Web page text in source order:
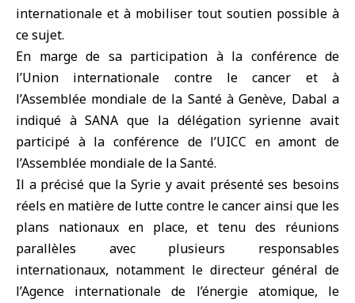
internationale et à mobiliser tout soutien possible à
ce sujet. ‎
En marge de sa participation à la conférence de
l’Union internationale contre le cancer et à
l’Assemblée mondiale de la Santé àGenève, Dabal a
indiqué à SANA que la délégation syrienne avait
participé à la conférence de l’UICC en amont de
l’Assemblée mondiale de la Santé.
Il a précisé que la Syrie y avait présenté ses besoins
réels en matière de lutte contre le cancer ainsi que les
plans nationaux en place, et tenu des réunions
parallèles avec plusieurs responsables
internationaux, notamment le directeur général de
l’Agence internationale de l’énergie atomique, le